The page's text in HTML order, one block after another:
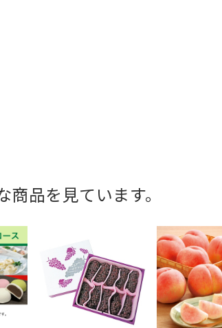
品を見ています。